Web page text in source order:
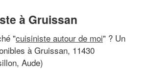
à Gruissan
"cuisiniste autour de moi" ? Un
à Gruissan, 11430
Aude)